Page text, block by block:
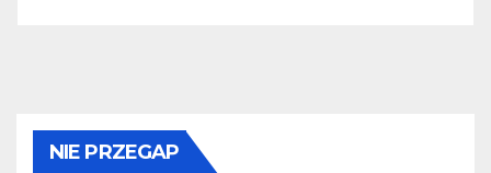
NIE PRZEGAP